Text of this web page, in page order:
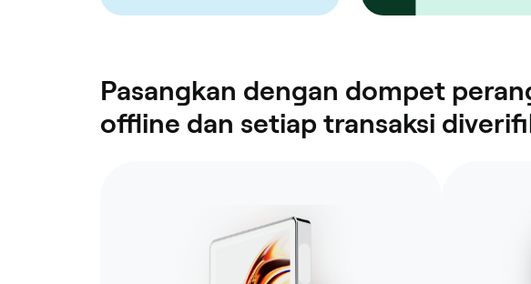
Pasangkan dengan dompet
offline dan setiap transaksi